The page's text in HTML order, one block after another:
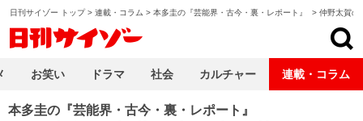
日刊サイゾー トップ> 連載・コラム > 本多圭の『芸能界・古今・裏・レポート』 > 仲野太賀の
本多圭の『芸能界・古今・裏・レポート』
お笑い ドラマ 社会 カルチャー 連載・コラム